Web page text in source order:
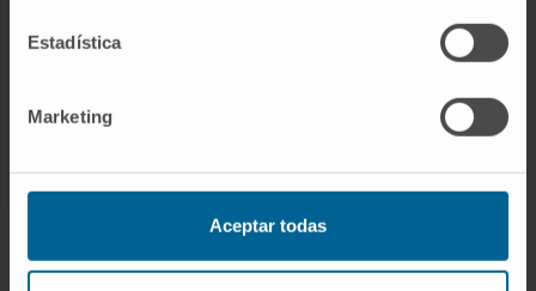
Estadística
Marketing
Aceptar todas
Programas de investigación
Investigación y ensayos clínicos
Desarrollo de fármacos / Pipelines